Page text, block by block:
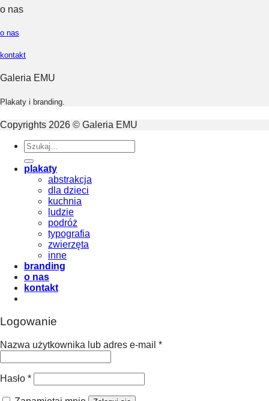
o nas
o nas
kontakt
Galeria EMU
Plakaty i branding.
Copyrights 2026 © Galeria EMU
Szukaj:
plakaty
abstrakcja
dla dzieci
kuchnia
ludzie
podróż
typografia
zwierzęta
inne
branding
o nas
kontakt
Logowanie
Nazwa użytkownika lub adres e-mail *
Hasło *